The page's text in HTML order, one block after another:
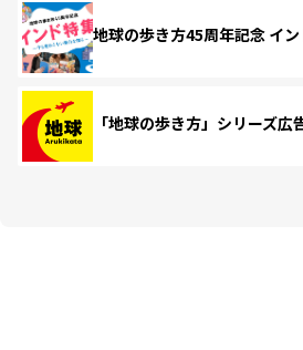
地球の歩き方45周年記念 イ
「地球の歩き方」シリーズ広